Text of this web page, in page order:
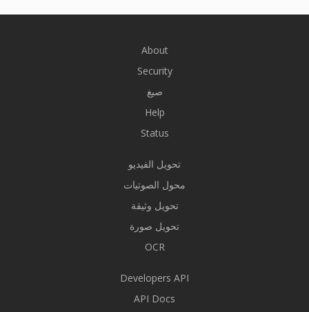
About
Security
صيغ
Help
Status
تحويل الفيديو
محول الصوتيات
تحويل وثيقة
تحويل صورة
OCR
Developers API
API Docs